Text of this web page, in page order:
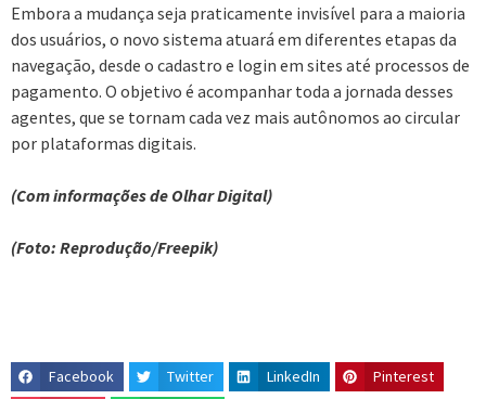
Embora a mudança seja praticamente invisível para a maioria
dos usuários, o novo sistema atuará em diferentes etapas da
navegação, desde o cadastro e login em sites até processos de
pagamento. O objetivo é acompanhar toda a jornada desses
agentes, que se tornam cada vez mais autônomos ao circular
por plataformas digitais.
(Com informações de Olhar Digital)
(Foto: Reprodução/Freepik)
Facebook Twitter LinkedIn
Pinterest